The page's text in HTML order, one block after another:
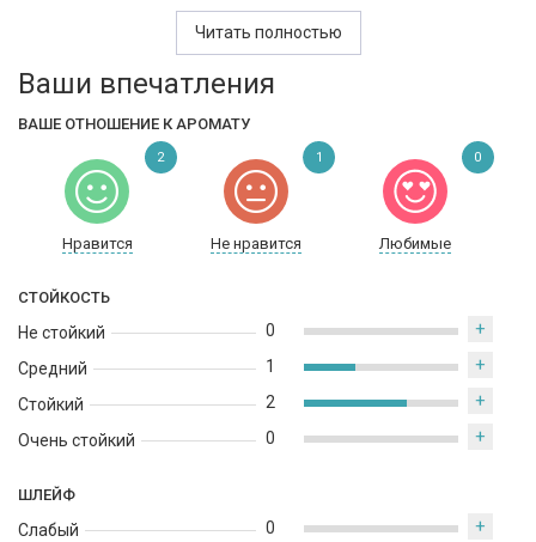
майской розы из Грасса, украшенной солоноватыми
оттенками. Жасмин придаёт композиции бархатистую
текстуру и особое сияние. База сочетает в себе мягкую ваниль
и мускус.
Читать полностью
Ваши впечатления
ВАШЕ ОТНОШЕНИЕ К АРОМАТУ
Нравится Не нравится Любимые
2 1 0
СТОЙКОСТЬ
Не стойкий
Средний
Стойкий
Очень стойкий
0 +
1 +
2 +
0 +
ШЛЕЙФ
Слабый
0 +